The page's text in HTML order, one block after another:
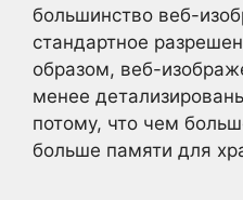
большинство веб-
стандартное
образом, веб-
менее
потому, что чем
больше памяти для